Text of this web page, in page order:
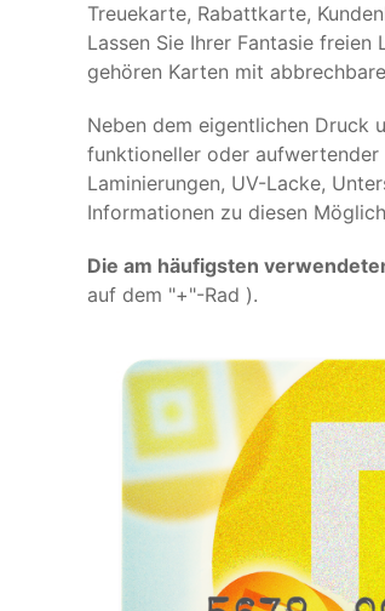
Treuekarte, Rabattkarte,
Lassen Sie Ihrer Fantasie
gehören Karten mit
Neben dem eigentlichen Druck
funktioneller oder aufwertender
Laminierungen, UV-Lacke,
Informationen zu diesen
Die am häufigsten
auf dem "+"-Rad ).